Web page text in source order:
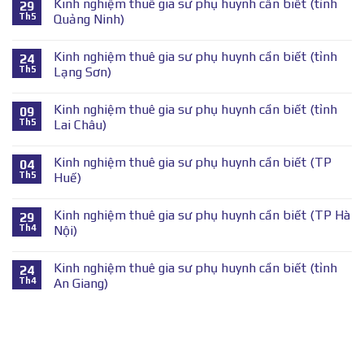
29
Th5
Kinh nghiệm thuê gia sư phụ huynh cần biết (tỉnh
Quảng Ninh)
24
Th5
Kinh nghiệm thuê gia sư phụ huynh cần biết (tỉnh
Lạng Sơn)
09
Th5
Kinh nghiệm thuê gia sư phụ huynh cần biết (tỉnh
Lai Châu)
04
Th5
Kinh nghiệm thuê gia sư phụ huynh cần biết (TP
Huế)
29
Th4
Kinh nghiệm thuê gia sư phụ huynh cần biết (TP Hà
Nội)
24
Th4
Kinh nghiệm thuê gia sư phụ huynh cần biết (tỉnh
An Giang)